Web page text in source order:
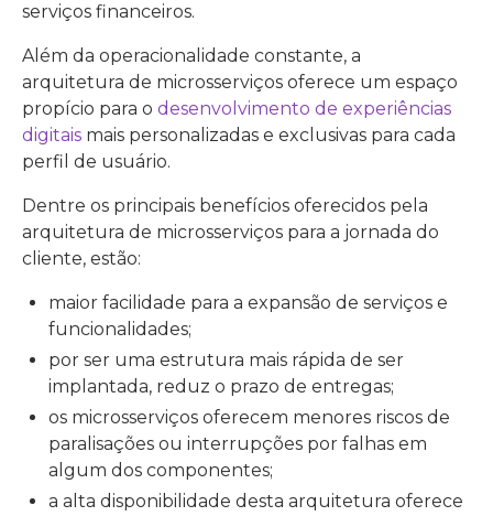
serviços financeiros.
Além da operacionalidade constante, a
arquitetura de microsserviços oferece um espaço
propício para o desenvolvimento de experiências
digitais mais personalizadas e exclusivas para cada
perfil de usuário.
Dentre os principais benefícios oferecidos pela
arquitetura de microsserviços para a jornada do
cliente, estão:
maior facilidade para a expansão de serviços e
funcionalidades;
por ser uma estrutura mais rápida de ser
implantada, reduz o prazo de entregas;
os microsserviços oferecem menores riscos de
paralisações ou interrupções por falhas em
algum dos componentes;
a alta disponibilidade desta arquitetura oferece